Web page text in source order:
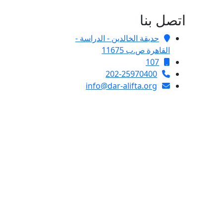
اتصل بنا
حديقة الخالدين - الدراسة -
القاهرة ص.ب 11675
107
202-25970400
info@dar-alifta.org